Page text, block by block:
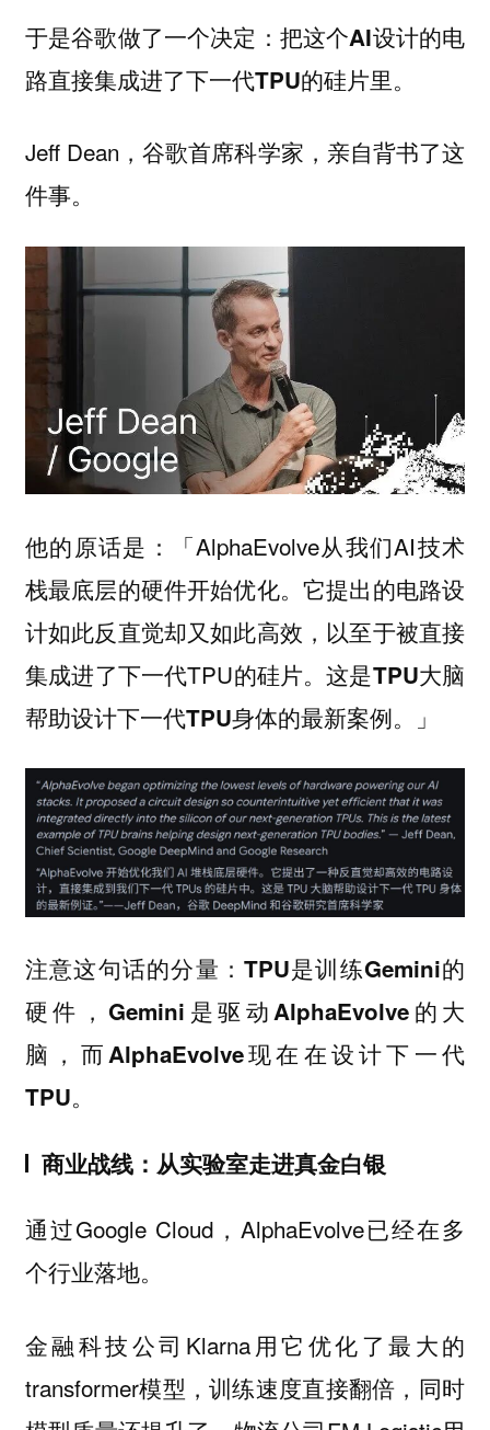
于是谷歌做了一个决定： 把这个AI设计的电
路直接集成进了下一代TPU的硅片里。
Jeff Dean，谷歌首席科学家，亲自背书了这
件事。
他的原话是：「AlphaEvolve从我们AI技术
栈最底层的硬件开始优化。它提出的电路设
计如此反直觉却又如此高效，以至于被直接
集成进了下一代TPU的硅片。这是TPU大脑
帮助设计下一代TPU身体的最新案例。」
注意这句话的分量： TPU是训练Gemini的
硬件，Gemini是驱动AlphaEvolve的大
脑，而AlphaEvolve现在在设计下一代
TPU。
商业战线：从实验室走进真金白银
通过Google Cloud，AlphaEvolve已经在多
个行业落地。
金融科技公司Klarna用它优化了最大的
transformer模型，训练速度直接翻倍，同时